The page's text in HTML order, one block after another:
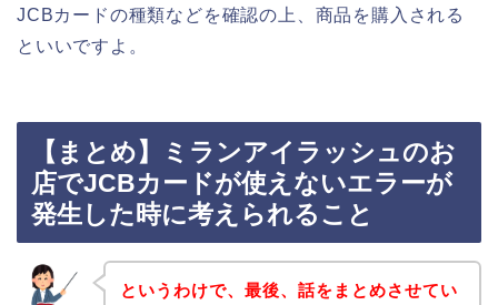
JCBカードの種類などを確認の上、商品を購入される
といいですよ。
【まとめ】ミランアイラッシュのお
店でJCBカードが使えないエラーが
発生した時に考えられること
というわけで、最後、話をまとめさせてい